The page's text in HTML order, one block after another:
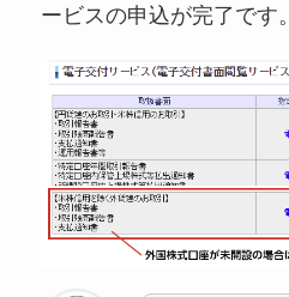
ービスの申込が完了です。